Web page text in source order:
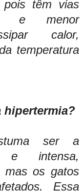
pois têm vias
e menor
calor,
temperatura
hipertermia?
ser a
e intensa,
mas os gatos
Essa